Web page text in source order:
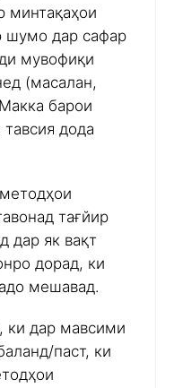
минтақаҳои
шумо дар сафар
мувофиқи
(масалан,
барои
дода
тағйир
дар як вақт
дорад, ки
мешавад.
ки дар мавсими
паст, ки